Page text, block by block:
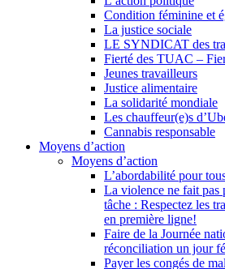
Condition féminine et
La justice sociale
LE SYNDICAT des
Fierté des TUAC –
Jeunes travailleurs
Justice alimentaire
La solidarité mondiale
Les chauffeur(e)s
Cannabis responsable
Moyens d’action
Moyens d’action
L’abordabilité pour
La violence ne fait pas
tâche : Respectez les
en première ligne!
Faire de la Journée
réconciliation un jour
Payer les congés de